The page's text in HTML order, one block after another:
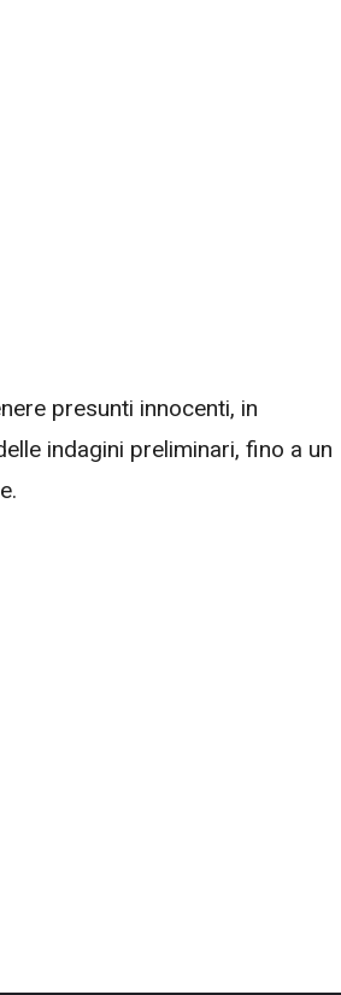
presunti innocenti, in
indagini preliminari, fino a un